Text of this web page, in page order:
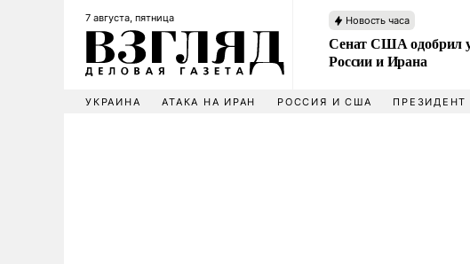
7 августа, пятница Новость часа
Сенат США одобрил
России и Ирана
УКРАИНА АТАКА НА ИРАН РОССИЯ И США ПРЕЗИДЕНТ